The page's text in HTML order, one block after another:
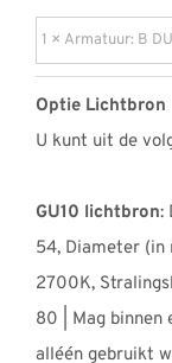
Optie Lichtbron
U kunt uit de
GU10 lichtbron:
54, Diameter (in
2700K,
80 | Mag binnen
alléén gebruikt